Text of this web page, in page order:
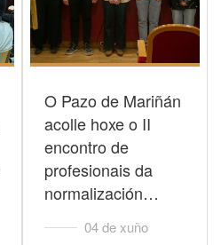
O Pazo de Mariñán
acolle hoxe o II
encontro de
profesionais da
normalización…
04 de xuño